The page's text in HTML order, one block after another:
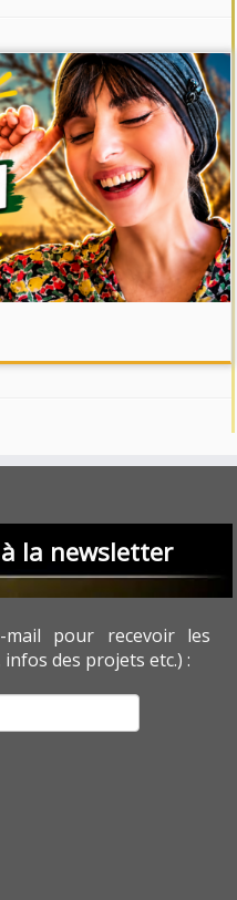
la newsletter
mail pour recevoir les
des projets etc.) :